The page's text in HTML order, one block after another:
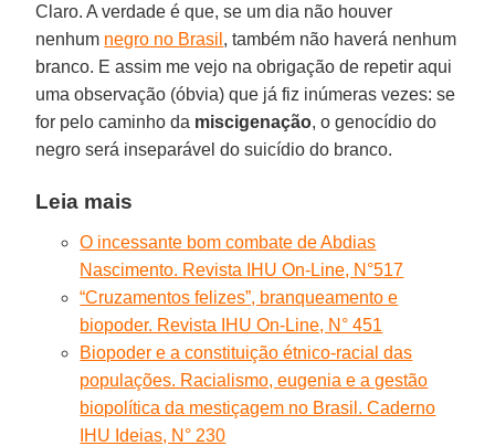
Claro. A verdade é que, se um dia não houver
nenhum negro no Brasil , também não haverá nenhum
branco. E assim me vejo na obrigação de repetir aqui
uma observação (óbvia) que já fiz inúmeras vezes: se
for pelo caminho da miscigenação, o genocídio do
negro será inseparável do suicídio do branco.
Leia mais
O incessante bom combate de Abdias
Nascimento. Revista IHU On-Line, N°517
“Cruzamentos felizes”, branqueamento e
biopoder. Revista IHU On-Line, N° 451
Biopoder e a constituição étnico-racial das
populações. Racialismo, eugenia e a gestão
biopolítica da mestiçagem no Brasil. Caderno
IHU Ideias, N° 230